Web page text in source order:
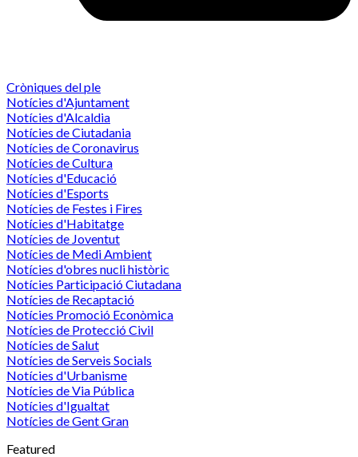
Cròniques del ple
Notícies d'Ajuntament
Notícies d'Alcaldia
Notícies de Ciutadania
Notícies de Coronavirus
Notícies de Cultura
Notícies d'Educació
Notícies d'Esports
Notícies de Festes i Fires
Notícies d'Habitatge
Notícies de Joventut
Notícies de Medi Ambient
Notícies d'obres nucli històric
Notícies Participació Ciutadana
Notícies de Recaptació
Notícies Promoció Econòmica
Notícies de Protecció Civil
Notícies de Salut
Notícies de Serveis Socials
Notícies d'Urbanisme
Notícies de Via Pública
Notícies d'Igualtat
Notícies de Gent Gran
Featured